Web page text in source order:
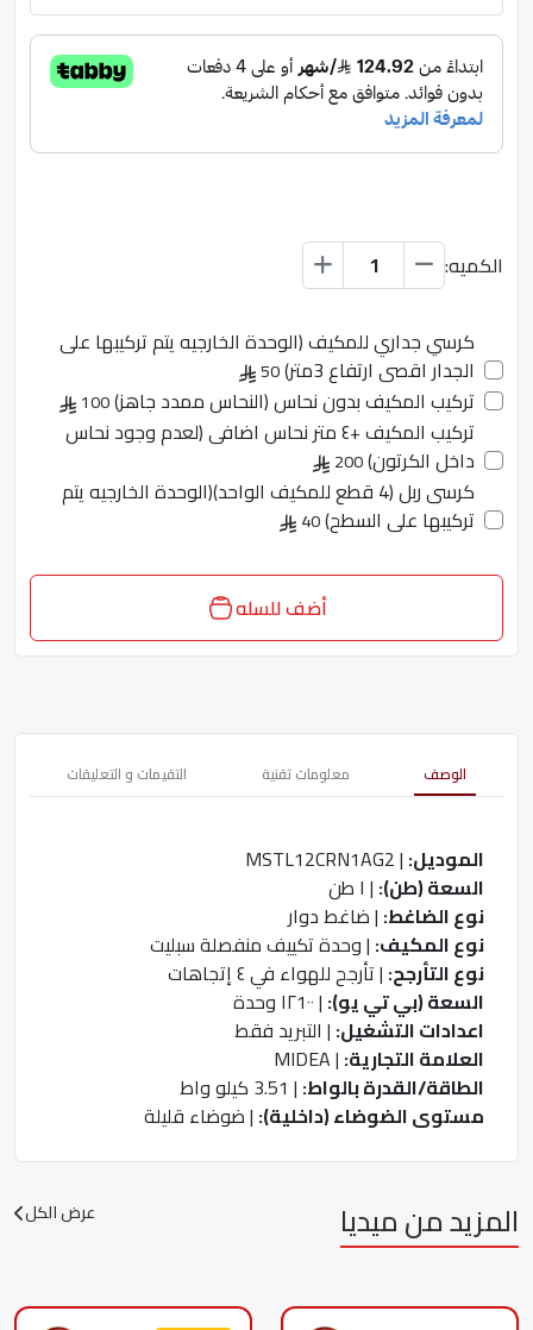
الكميه:
كرسي جداري للمكيف (الوحدة الخارجيه يتم تركيبها على
الجدار اقصى ارتفاع 3متر)
50
تركيب المكيف بدون نحاس (النحاس ممدد جاهز)100
تركيب المكيف +٤ متر نحاس اضافى (لعدم وجود نحاس
داخل الكرتون)200
كرسى ربل (4 قطع للمكيف الواحد)(الوحدة الخارجيه يتم
تركيبها على السطح)40
أضف للسله
الوصف معلومات تقنية التقيمات و التعليقات
الموديل: | MSTL12CRN1AG2
السعة (طن): | ١ طن
نوع الضاغط: | ضاغط دوار
نوع المكيف: | وحدة تكييف منفصلة سبليت
نوع التأرجح: | تأرجح للهواء في ٤ إتجاهات
السعة (بي تي يو): | ١٢1٠٠ وحدة
اعدادات التشغيل: | التبريد فقط
العلامة التجارية: | MIDEA
الطاقة/القدرة بالواط: | 3.51 كيلو واط
مستوى الضوضاء (داخلية): | ضوضاء قليلة
المزيد من ميديا عرض الكل